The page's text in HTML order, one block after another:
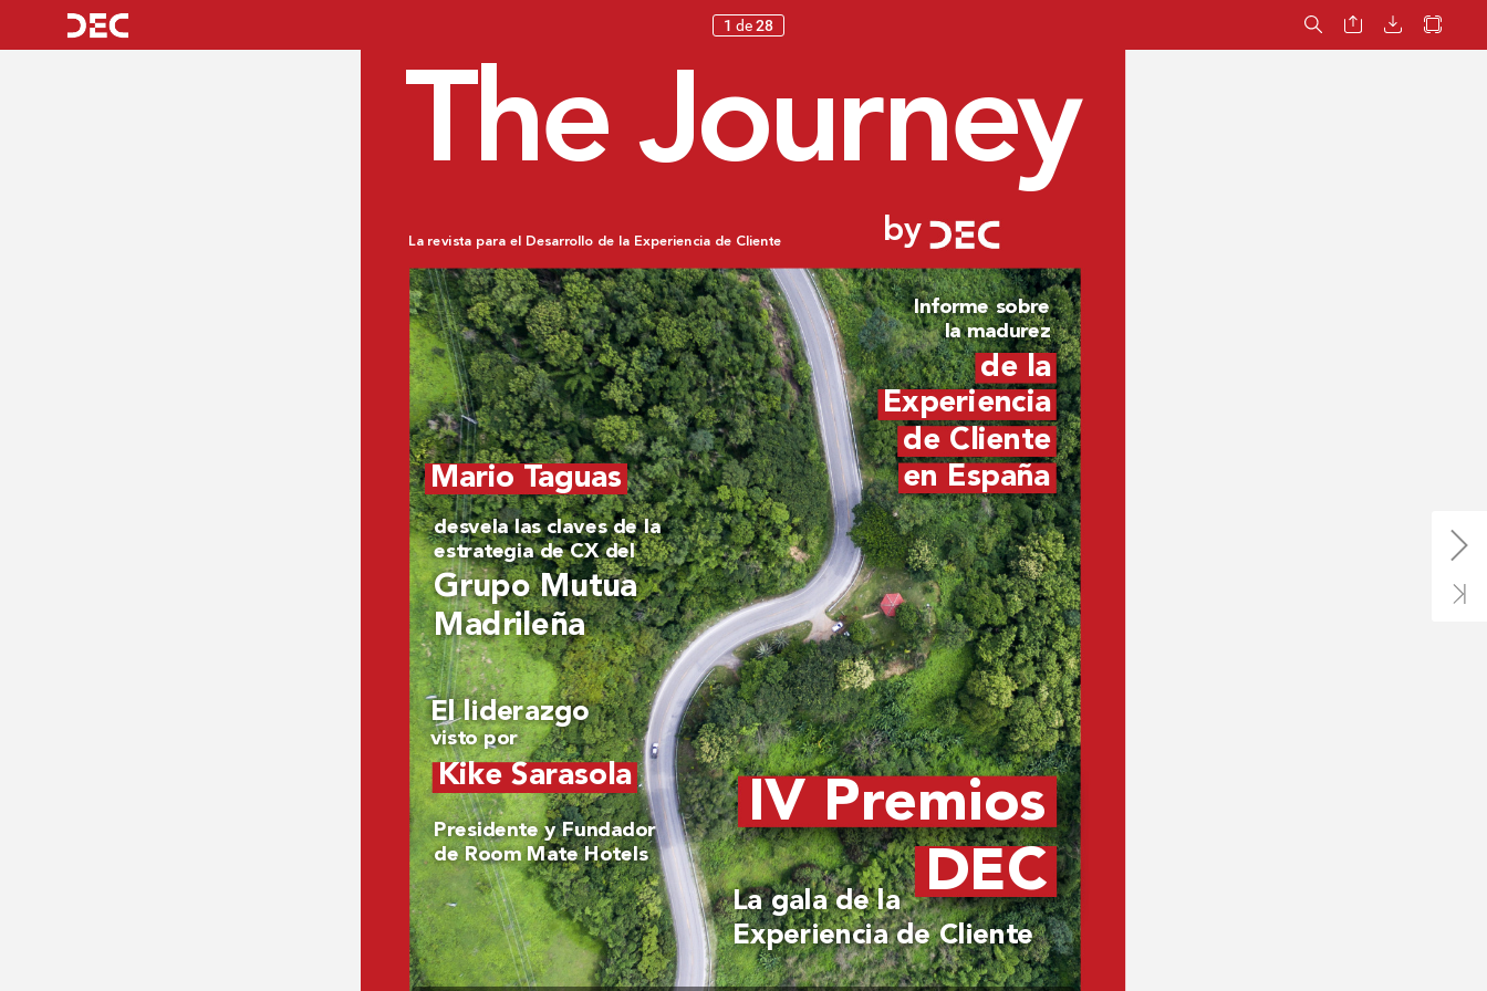
1 de28
The Journey
by
La revista para el Desarrollo de la Experiencia de Cliente
IV Premios
DEC
Mario Taguas
desvela las claves de la
estrategia de CX del
Grupo Mutua
Madrileña
Informe sobre
la madurez
de la
Experiencia
de Cliente
en España
Kike Sarasola
El liderazgo
visto por
Presidente y Fundador
de Room Mate Hotels
La gala de la
Experiencia de Cliente